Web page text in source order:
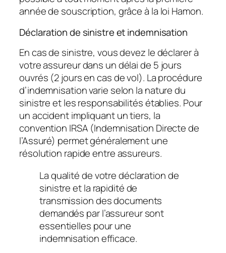
année de souscription, grâce à la loi Hamon.
Déclaration de sinistre et indemnisation
En cas de sinistre, vous devez le déclarer à
votre assureur dans un délai de 5 jours
ouvrés (2 jours en cas de vol). La procédure
d’indemnisation varie selon la nature du
sinistre et les responsabilités établies. Pour
un accident impliquant un tiers, la
convention IRSA (Indemnisation Directe de
l’Assuré) permet généralement une
résolution rapide entre assureurs.
La qualité de votre déclaration de
sinistre et la rapidité de
transmission des documents
demandés par l’assureur sont
essentielles pour une
indemnisation efficace.